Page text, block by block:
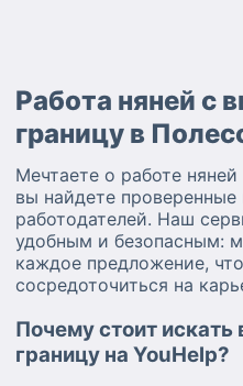
Работа няней с
границу в
Мечтаете о работе
вы найдете
работодателей. Наш
удобным и безопасным:
каждое предложение,
сосредоточиться на
Почему стоит искать
границу на YouHelp?